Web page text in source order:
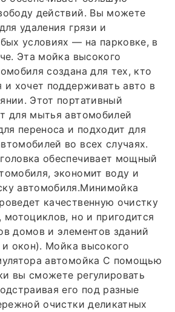
действий. Вы можете
удаления грязи и
условиях — на парковке, в
Эта мойка высокого
создана для тех, кто
и хочет поддерживать авто в
Этот портативный
для мытья автомобилей
переноса и подходит для
во всех случаях.
обеспечивает мощный
экономит воду и
автомобиля.Минимойка
качественную очистку
но и пригодится
домов и элементов зданий
окон). Мойка высокого
автомойка С помощью
вы сможете регулировать
его под разные
очистки деликатных